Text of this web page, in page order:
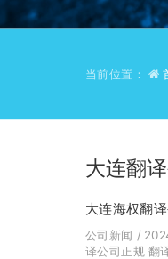
当前位置：
大连翻
大连海权翻
公司新闻 /
译公司正规 翻